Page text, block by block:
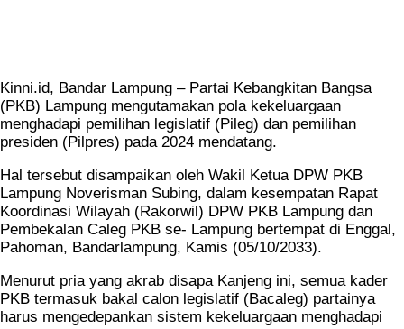
Kinni.id, Bandar Lampung – Partai Kebangkitan Bangsa
(PKB) Lampung mengutamakan pola kekeluargaan
menghadapi pemilihan legislatif (Pileg) dan pemilihan
presiden (Pilpres) pada 2024 mendatang.
Hal tersebut disampaikan oleh Wakil Ketua DPW PKB
Lampung Noverisman Subing, dalam kesempatan Rapat
Koordinasi Wilayah (Rakorwil) DPW PKB Lampung dan
Pembekalan Caleg PKB se- Lampung bertempat di Enggal,
Pahoman, Bandarlampung, Kamis (05/10/2033).
Menurut pria yang akrab disapa Kanjeng ini, semua kader
PKB termasuk bakal calon legislatif (Bacaleg) partainya
harus mengedepankan sistem kekeluargaan menghadapi